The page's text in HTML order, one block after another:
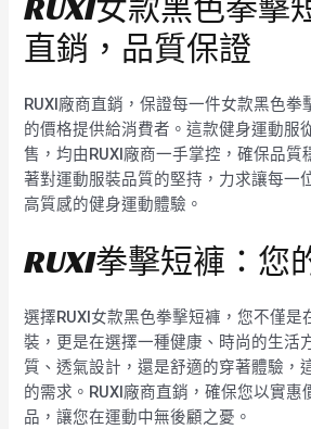
RUXI女款黑色拳擊
直銷，品質保證
RUXI廠商直銷，保證每一件女款黑色拳
的價格提供給消費者。這款健身運動服
售，均由RUXI廠商一手掌控，確保品質
著對運動服裝品質的堅持，力求讓每一
高質感的健身運動體驗。
RUXI拳擊短褲：您
選擇RUXI女款黑色拳擊短褲，您不僅是
裝，更是在選擇一種健康、時尚的生活
質、透氣設計，還是舒適的穿著體驗，
的需求。RUXI廠商直銷，確保您以實惠
品，讓您在運動中無後顧之憂。